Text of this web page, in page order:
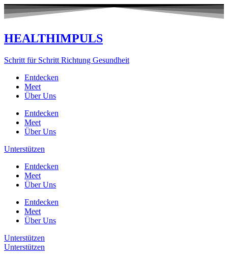
Zum
Inhalt
HEALTHIMPULS
Schritt für Schritt Richtung Gesundheit
Entdecken
Meet
Über Uns
Entdecken
Meet
Über Uns
Unterstützen
Entdecken
Meet
Über Uns
Entdecken
Meet
Über Uns
Unterstützen
Unterstützen